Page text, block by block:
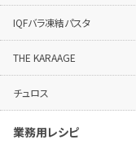
IQFバラ凍結パスタ
THE KARAAGE
チュロス
業務用レシピ